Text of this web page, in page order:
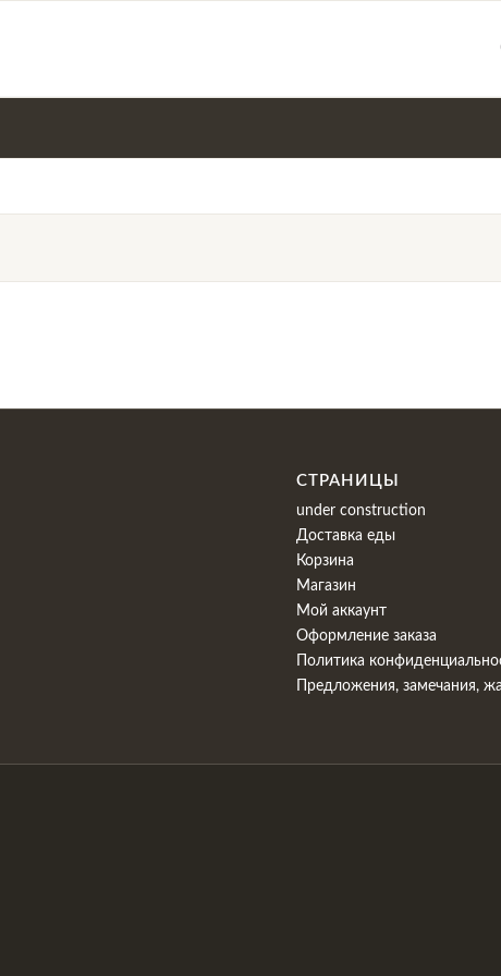
СТРАНИЦЫ
under construction
Доставка еды
Корзина
Магазин
Мой аккаунт
Оформление заказа
Политика
Предложения, замечания,